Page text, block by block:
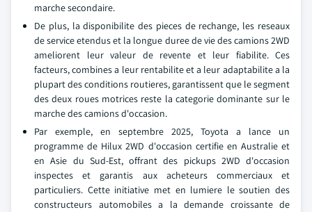
marche secondaire.
De plus, la disponibilite des pieces de rechange, les reseaux
de service etendus et la longue duree de vie des camions 2WD
ameliorent leur valeur de revente et leur fiabilite. Ces
facteurs, combines a leur rentabilite et a leur adaptabilite a la
plupart des conditions routieres, garantissent que le segment
des deux roues motrices reste la categorie dominante sur le
marche des camions d'occasion.
Par exemple, en septembre 2025, Toyota a lance un
programme de Hilux 2WD d'occasion certifie en Australie et
en Asie du Sud-Est, offrant des pickups 2WD d'occasion
inspectes et garantis aux acheteurs commerciaux et
particuliers. Cette initiative met en lumiere le soutien des
constructeurs automobiles a la demande croissante de